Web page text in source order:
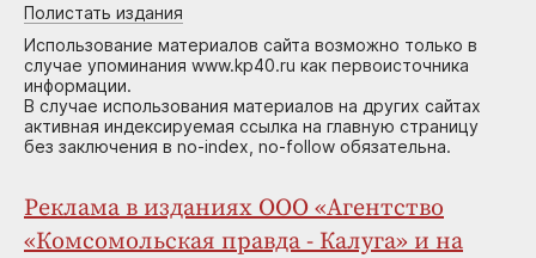
Полистать издания
Использование материалов сайта возможно только в
случае упоминания www.kp40.ru как первоисточника
информации.
В случае использования материалов на других сайтах
активная индексируемая ссылка на главную страницу
без заключения в no-index, no-follow обязательна.
Реклама в изданиях ООО «Агентство
«Комсомольская правда - Калуга» и на